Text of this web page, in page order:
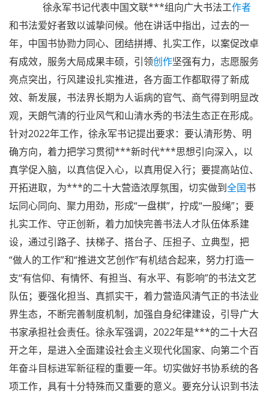
徐永军书记代表中国文联***组向广大书法工作者
和书法爱好者致以诚挚问候。他在讲话中指出，过去的一
年，中国书协勠力同心、团结拼搏、扎实工作，以案促改卓
有成效，服务大局成果丰硕，引领创作坚强有力，志愿服务
亮点突出，行风建设扎实推进，各方面工作都取得了新成
效、新发展，书法界长期为人诟病的官气、商气得到明显改
观，天朗气清的行业风气和山清水秀的书法生态正在形成。
针对2022年工作，徐永军书记提出要求：要认清形势、明
确方向，着力把学习贯彻***新时代***思想引向深入，以
真学促入脑，以真信促入心，以真用促入行；要提高站位、
开拓进取，为***的二十大营造浓厚氛围，切实做到全国书
坛同心同向、聚力用劲，形成“一盘棋”，拧成“一股绳”；要
扎实工作、守正创新，着力加快完善书法人才队伍体系建
设，通过引路子、扶梯子、搭台子、压担子、立典型，把
“做人的工作”和“推进文艺创作”有机结合起来，努力打造一
支“有信仰、有情怀、有担当、有水平、有影响”的书法文艺
队伍；要强化担当、真抓实干，着力营造风清气正的书法业
界生态，不断完善制度机制，加强自身纪律建设，引导广大
书家承担社会责任。徐永军强调，2022年是***的二十大召
开之年，是进入全面建设社会主义现代化国家、向第二个百
年奋斗目标进军新征程的重要一年。切实做好书协系统的各
项工作，具有十分特殊而又重要的意义。要充分认识到书法